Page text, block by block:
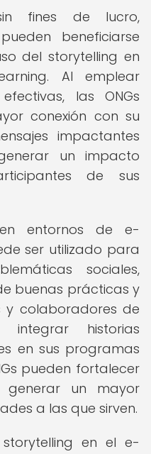
fines de lucro,
beneficiarse
del storytelling en
Al emplear
las ONGs
conexión con su
impactantes
un impacto
de sus
entornos de e-
ser utilizado para
sociales,
buenas prácticas y
colaboradores de
historias
en sus programas
pueden fortalecer
un mayor
a las que sirven.
en el e-